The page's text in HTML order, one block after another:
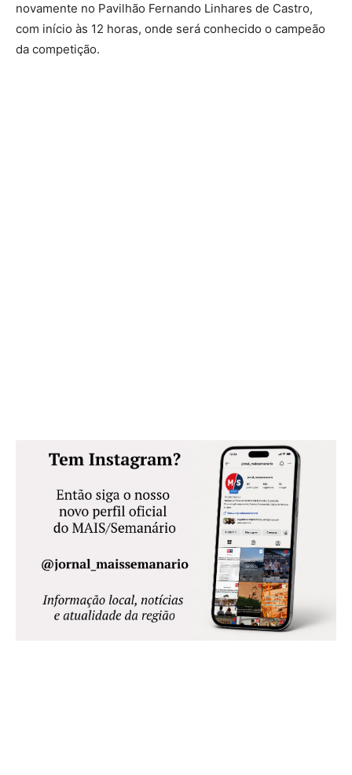
novamente no Pavilhão Fernando Linhares de Castro,
com início às 12 horas, onde será conhecido o campeão
da competição.